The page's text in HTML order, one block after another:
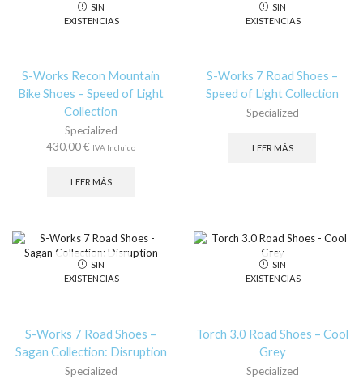
SIN
EXISTENCIAS
S-Works Recon Mountain
Bike Shoes – Speed of Light
Collection
Specialized
430,00€ IVA Incluido
LEER MÁS
SIN
EXISTENCIAS
S-Works 7 Road Shoes –
Speed of Light Collection
Specialized
LEER MÁS
SIN
EXISTENCIAS
S-Works 7 Road Shoes –
Sagan Collection: Disruption
Specialized
SIN
EXISTENCIAS
Torch 3.0 Road Shoes – Cool
Grey
Specialized